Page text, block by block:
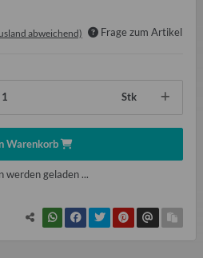
abweichend) Frage zum Artikel
Stk
Warenkorb
werden geladen ...